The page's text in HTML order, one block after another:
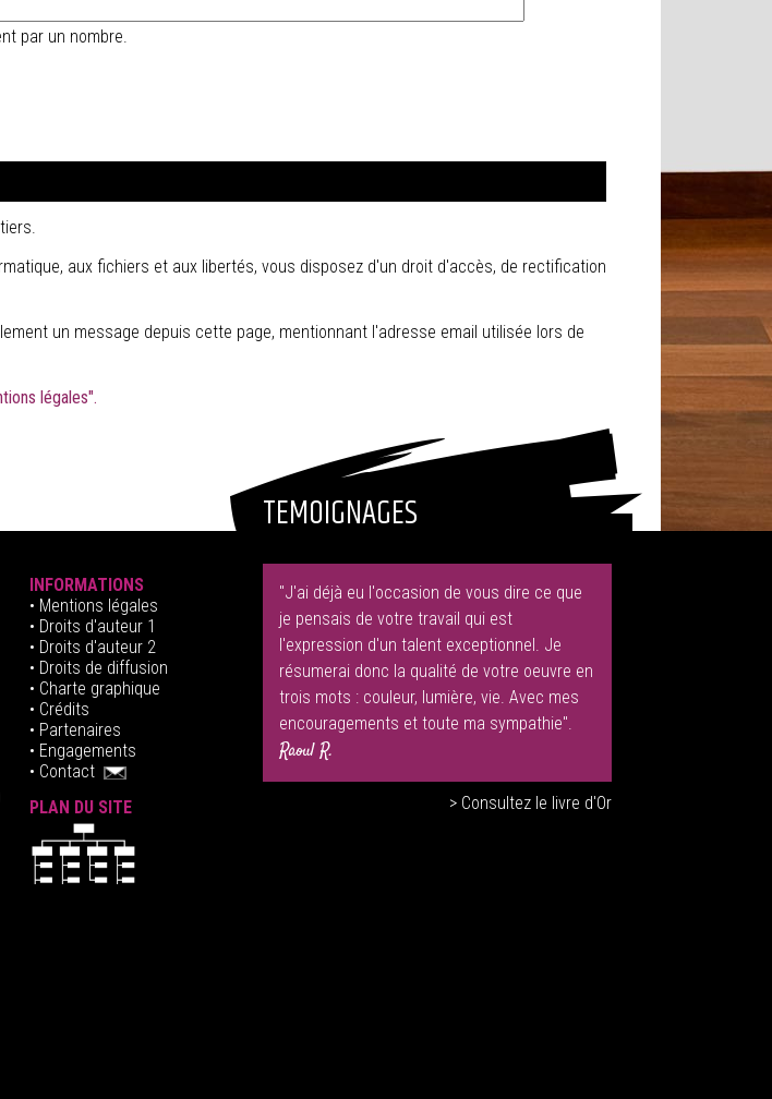
par un nombre.
aux fichiers et aux libertés, vous disposez d'un droit d'accès, de rectification
un message depuis cette page, mentionnant l'adresse email utilisée lors de
légales".
TEMOIGNAGES
INFORMATIONS
• Mentions légales
• Droits d'auteur 1
• Droits d'auteur 2
• Droits de diffusion
• Charte graphique
• Crédits
• Partenaires
• Engagements
• Contact
PLAN DU SITE
"J'ai déjà eu l'occasion de vous dire ce que
je pensais de votre travail qui est
l'expression d'un talent exceptionnel. Je
résumerai donc la qualité de votre oeuvre en
trois mots : couleur, lumière, vie. Avec mes
encouragements et toute ma sympathie".
Raoul R.
> Consultez le livre d'Or